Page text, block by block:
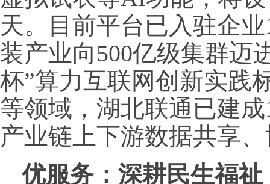
天。目前平台已入驻企
装产业向500亿级集群迈
杯”算力互联网创新实践
等领域，湖北联通已建
产业链上下游数据共享
优服务：深耕民生福